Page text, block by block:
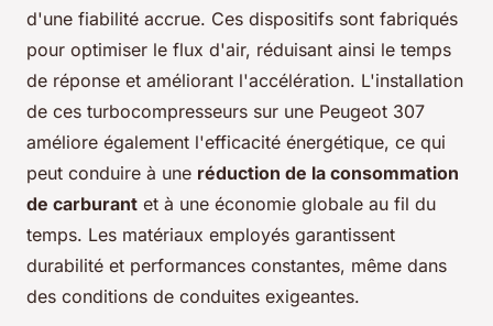
d'une fiabilité accrue. Ces dispositifs sont fabriqués
pour optimiser le flux d'air, réduisant ainsi le temps
de réponse et améliorant l'accélération. L'installation
de ces turbocompresseurs sur une Peugeot 307
améliore également l'efficacité énergétique, ce qui
peut conduire à une réduction de la consommation
de carburant et à une économie globale au fil du
temps. Les matériaux employés garantissent
durabilité et performances constantes, même dans
des conditions de conduites exigeantes.